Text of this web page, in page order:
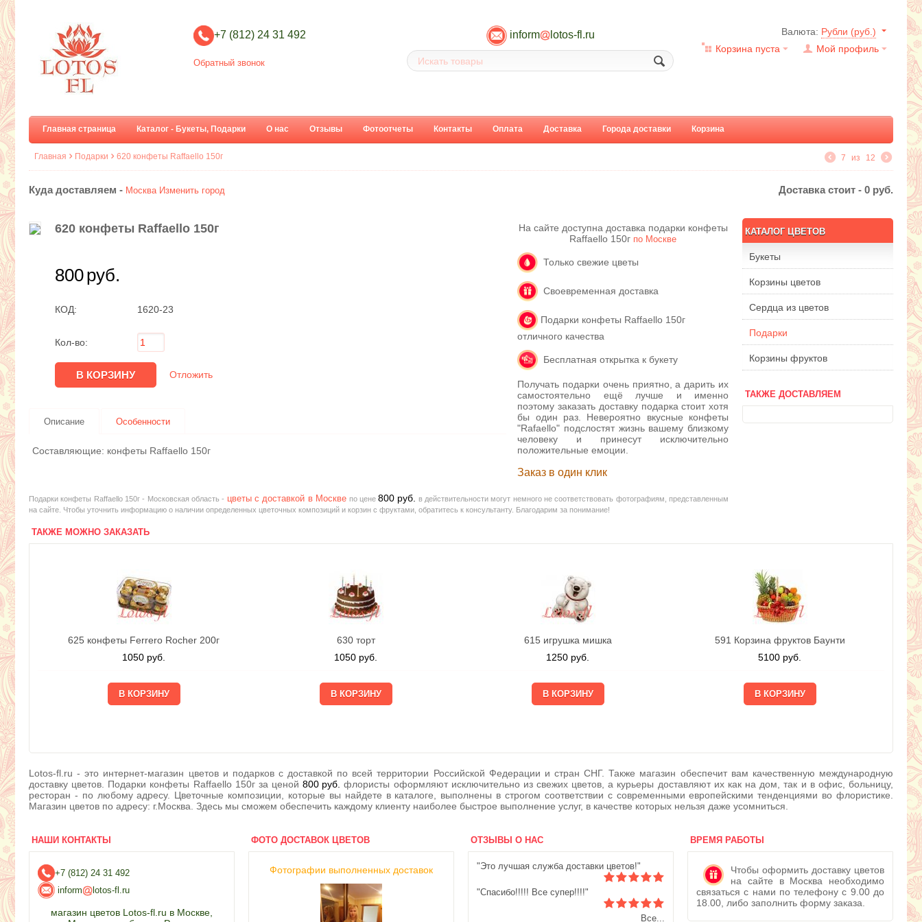
+7 (812) 24 31 492
Обратный звонок
inform lotos-fl.ru Валюта: Рубли (руб.)
Мой профиль
Корзина пуста
Главная страница Каталог - Букеты, Подарки О нас Отзывы Фотоотчеты Контакты Оплата Доставка Города доставки Корзина
Главная Подарки 620 конфеты Raffaello 150г 7 из 12
Куда доставляем - Москва Изменить город Доставка стоит - 0 руб.
620 конфеты Raffaello 150г
800руб.
КОД: 1620-23
Кол-во:
Отложить
Описание Особенности
Составляющие: конфеты Raffaello 150г
На сайте доступна доставка подарки конфеты
Raffaello 150г по Москве
Только свежие цветы
Своевременная доставка
Подарки конфеты Raffaello 150г
отличного качества
Бесплатная открытка к букету
Получать подарки очень приятно, а дарить их
самостоятельно ещё лучше и именно
поэтому заказать доставку подарка стоит хотя
бы один раз. Невероятно вкусные конфеты
"Rafaello" подслостят жизнь вашему близкому
человеку и принесут исключительно
положительные емоции.
Заказ в один клик
Подарки конфеты Raffaello 150г - Московская область - цветы с доставкой в Москве по цене800 руб. в действительности могут немного не соответствовать фотографиям, представленным
на сайте. Чтобы уточнить информацию о наличии определенных цветочных композиций и корзин с фруктами, обратитесь к консультанту. Благодарим за понимание!
КАТАЛОГ ЦВЕТОВ
Букеты
Корзины цветов
Сердца из цветов
Подарки
Корзины фруктов
ТАКЖЕ ДОСТАВЛЯЕМ
ТАКЖЕ МОЖНО ЗАКАЗАТЬ
625 конфеты Ferrero Rocher 200г
1050 руб.
630 торт
1050 руб.
615 игрушка мишка
1250 руб.
591 Корзина фруктов Баунти
5100 руб.
Lotos-fl.ru - это интернет-магазин цветов и подарков с доставкой по всей территории Российской Федерации и стран СНГ. Также магазин обеспечит вам качественную международную
доставку цветов. Подарки конфеты Raffaello 150г за ценой800 руб. флористы оформляют исключительно из свежих цветов, а курьеры доставляют их как на дом, так и в офис, больницу,
ресторан - по любому адресу. Цветочные композиции, которые вы найдете в каталоге, выполнены в строгом соответствии с современными европейскими тенденциями во флористике.
Магазин цветов по адресу: г.Москва. Здесь мы сможем обеспечить каждому клиенту наиболее быстрое выполнение услуг, в качестве которых нельзя даже усомниться.
НАШИ КОНТАКТЫ
+7 (812) 24 31 492
inform
lotos-fl.ru
магазин цветов Lotos-fl.ru в Москве,
ФОТО ДОСТАВОК ЦВЕТОВ
Фотографии выполненных доставок
ОТЗЫВЫ О НАС
"Это лучшая служба доставки цветов!"
"Спасибо!!!!! Все супер!!!!"
Все...
ВРЕМЯ РАБОТЫ
Чтобы оформить доставку цветов
на сайте в Москва необходимо
связаться с нами по телефону с 9.00 до
18.00, либо заполнить форму заказа.